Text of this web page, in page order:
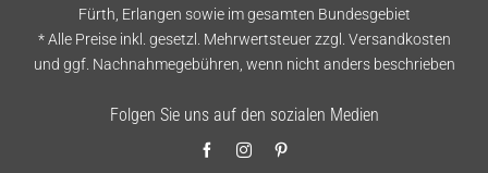
Fürth, Erlangen sowie im gesamten Bundesgebiet
* Alle Preise inkl. gesetzl. Mehrwertsteuer zzgl. Versandkosten
und ggf. Nachnahmegebühren, wenn nicht anders beschrieben
Folgen Sie uns auf den sozialen Medien